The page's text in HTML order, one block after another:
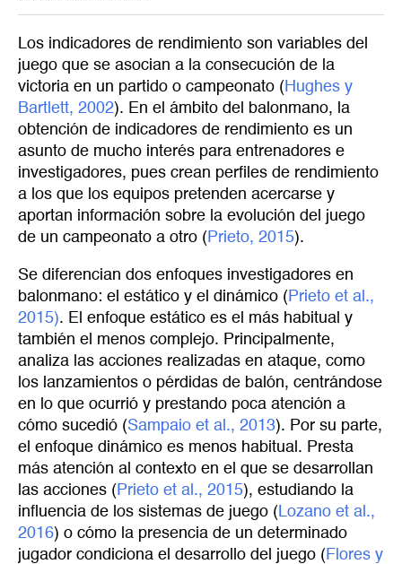
Los indicadores de rendimiento son variables del
juego que se asocian a la consecución de la
victoria en un partido o campeonato ( Hughes y
Bartlett, 2002). En el ámbito del balonmano, la
obtención de indicadores de rendimiento es un
asunto de mucho interés para entrenadores e
investigadores, pues crean perfiles de rendimiento
a los que los equipos pretenden acercarse y
aportan información sobre la evolución del juego
de un campeonato a otro ( Prieto, 2015).
Se diferencian dos enfoques investigadores en
balonmano: el estático y el dinámico ( Prieto et al.,
2015). El enfoque estático es el más habitual y
también el menos complejo. Principalmente,
analiza las acciones realizadas en ataque, como
los lanzamientos o pérdidas de balón, centrándose
en lo que ocurrió y prestando poca atención a
cómo sucedió (Sampaio et al., 2013). Por su parte,
el enfoque dinámico es menos habitual. Presta
más atención al contexto en el que se desarrollan
las acciones ( Prieto et al., 2015), estudiando la
influencia de los sistemas de juego ( Lozano et al.,
2016) o cómo la presencia de un determinado
jugador condiciona el desarrollo del juego ( Flores y